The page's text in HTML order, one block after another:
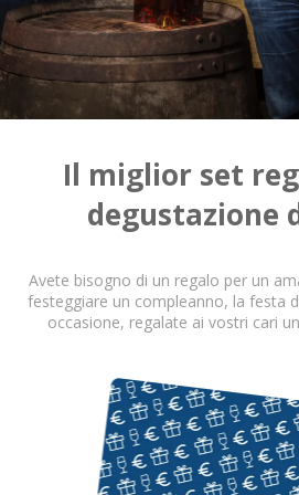
Cantine da visitare e
Cantine da visitare e
Cantine da visitare e
Cantine da visitare e
Loira
Cantine da visitare e
Cantine da visitare e
Cantine da visitare e
Cantine da visitare e
Cantine da visitare e
Il miglior set
degustazione
Avete bisogno di un regalo per un
festeggiare un compleanno, la festa
occasione, regalate ai vostri cari